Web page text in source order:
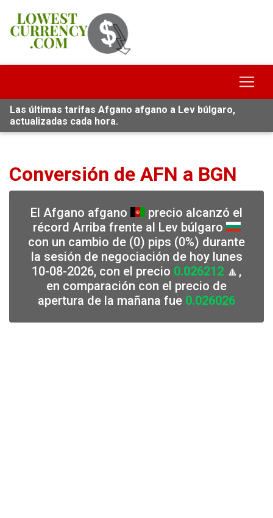
Las últimas tarifas Afgano afgano a Lev búlgaro,
actualizadas cada hora.
Conversión de AFN a BGN
El Afgano afgano
precio alcanzó el
récord Arriba frente al Lev búlgaro
con un cambio de (0) pips (0%) durante
la sesión de negociación de hoy lunes
10-08-2026, con el precio 0.026212 🔼,
en comparación con el precio de
apertura de la mañana fue 0.026026